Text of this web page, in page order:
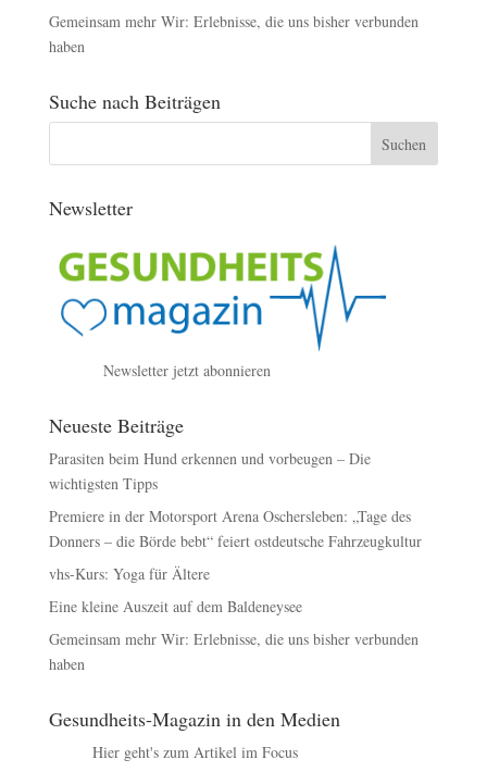
Gemeinsam mehr Wir: Erlebnisse, die uns bisher verbunden
haben
Suche nach Beiträgen
Newsletter
Newsletter jetzt abonnieren
Neueste Beiträge
Parasiten beim Hund erkennen und vorbeugen – Die
wichtigsten Tipps
Premiere in der Motorsport Arena Oschersleben: „Tage des
Donners – die Börde bebt“ feiert ostdeutsche Fahrzeugkultur
vhs-Kurs: Yoga für Ältere
Eine kleine Auszeit auf dem Baldeneysee
Gemeinsam mehr Wir: Erlebnisse, die uns bisher verbunden
haben
Gesundheits-Magazin in den Medien
Hier geht's zum Artikel im Focus